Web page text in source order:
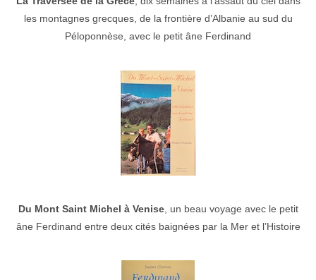
les montagnes grecques, de la frontière d’Albanie au sud du
Péloponnèse, avec le petit âne Ferdinand
Du Mont Saint Michel à Venise, un beau voyage avec le petit
âne Ferdinand entre deux cités baignées par la Mer et l’Histoire